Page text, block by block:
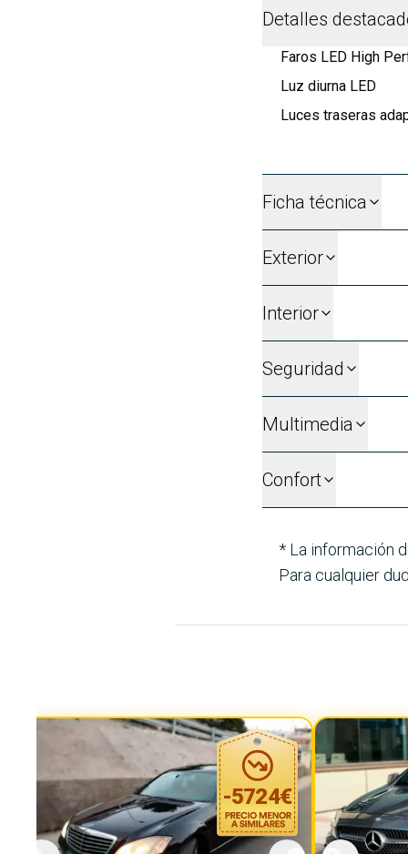
Detalles
Faros LED High
Luz diurna LED
Luces traseras
Ficha técnica
Exterior
Interior
Seguridad
Multimedia
Confort
* La información
Para cualquier
-5724€